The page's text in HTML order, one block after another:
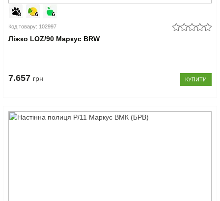
Код товару: 102997
Ліжко LOZ/90 Маркус BRW
7.657 грн КУПИТИ